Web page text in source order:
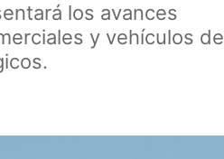
los avances
y vehículos de